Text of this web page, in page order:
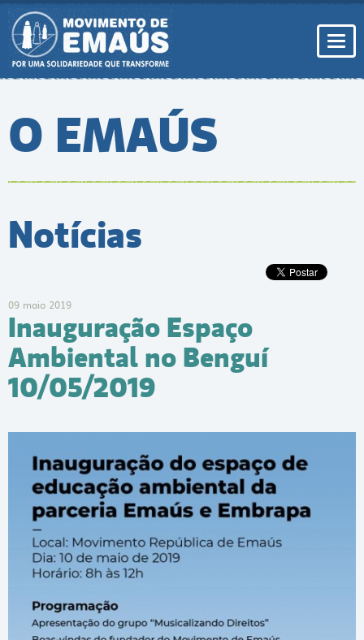
Pular
para
conteúdo
O EMAÚS
Notícias
09 maio 2019
Inauguração Espaço
Ambiental no Benguí
10/05/2019